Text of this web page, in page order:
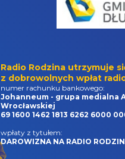
Radio Rodzina utrzymuje
z dobrowolnych wpłat
numer rachunku bankowego:
Johanneum - grupa medialna
Wrocławskiej
69 1600 1462 1813 6262 6000
wpłaty z tytułem:
DAROWIZNA NA RADIO